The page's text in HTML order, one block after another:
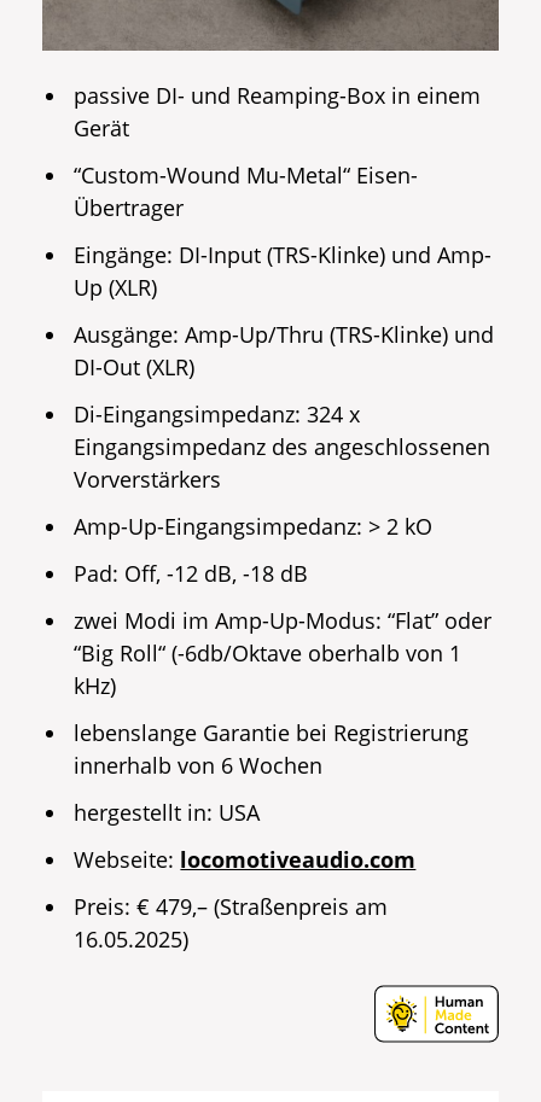
passive DI- und Reamping-Box in einem
Gerät
“Custom-Wound Mu-Metal“ Eisen-
Übertrager
Eingänge: DI-Input (TRS-Klinke) und Amp-
Up (XLR)
Ausgänge: Amp-Up/Thru (TRS-Klinke) und
DI-Out (XLR)
Di-Eingangsimpedanz: 324 x
Eingangsimpedanz des angeschlossenen
Vorverstärkers
Amp-Up-Eingangsimpedanz: > 2 kO
Pad: Off, -12 dB, -18 dB
zwei Modi im Amp-Up-Modus: “Flat” oder
“Big Roll“ (-6db/Oktave oberhalb von 1
kHz)
lebenslange Garantie bei Registrierung
innerhalb von 6 Wochen
hergestellt in: USA
Webseite: locomotiveaudio.com
Preis: € 479,– (Straßenpreis am
16.05.2025)